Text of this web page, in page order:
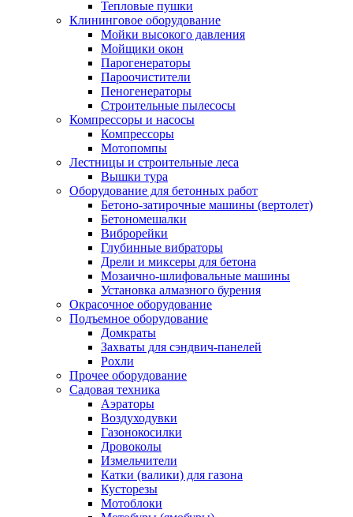
Тепловые пушки
Клининговое оборудование
Мойки высокого давления
Мойщики окон
Парогенераторы
Пароочистители
Пеногенераторы
Строительные пылесосы
Компрессоры и насосы
Компрессоры
Мотопомпы
Лестницы и строительные леса
Вышки тура
Оборудование для бетонных работ
Бетоно-затирочные машины (вертолет)
Бетономешалки
Виброрейки
Глубинные вибраторы
Дрели и миксеры для бетона
Мозаично-шлифовальные машины
Установка алмазного бурения
Окрасочное оборудование
Подъемное оборудование
Домкраты
Захваты для сэндвич-панелей
Рохли
Прочее оборудование
Садовая техника
Аэраторы
Воздуходувки
Газонокосилки
Дровоколы
Измельчители
Катки (валики) для газона
Кусторезы
Мотоблоки